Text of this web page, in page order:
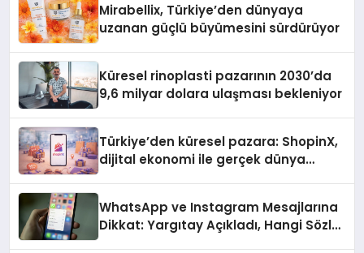
Mirabellix, Türkiye’den dünyaya
uzanan güçlü büyümesini sürdürüyor
Küresel rinoplasti pazarının 2030’da
9,6 milyar dolara ulaşması bekleniyor
Türkiye’den küresel pazara: ShopinX,
dijital ekonomi ile gerçek dünya
WhatsApp ve Instagram Mesajlarına
Dikkat: Yargıtay Açıkladı, Hangi Sözler